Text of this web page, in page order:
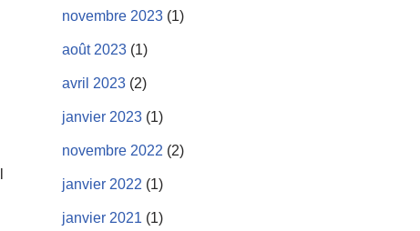
novembre 2023 (1)
août 2023 (1)
avril 2023 (2)
janvier 2023 (1)
novembre 2022 (2)
janvier 2022 (1)
janvier 2021 (1)